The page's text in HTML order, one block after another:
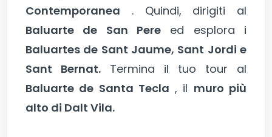
Contemporanea . Quindi, dirigiti al
Baluarte de San Pere ed esplora i
Baluartes de Sant Jaume, Sant Jordi e
Sant Bernat. Termina il tuo tour al
Baluarte de Santa Tecla , il muro più
alto di Dalt Vila.